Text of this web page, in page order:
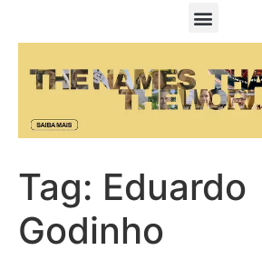
Tag: Eduardo
Godinho